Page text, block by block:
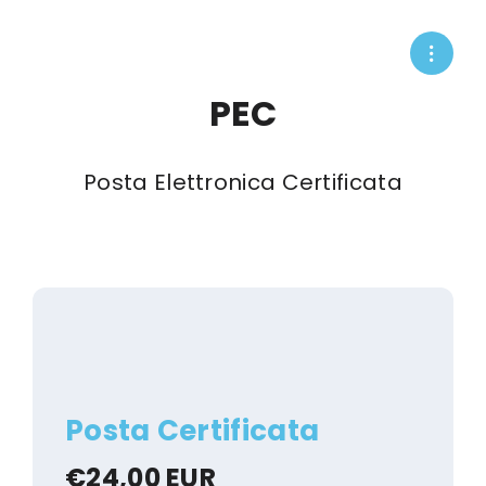
PEC
Posta Elettronica Certificata
Posta Certificata
€24,00 EUR